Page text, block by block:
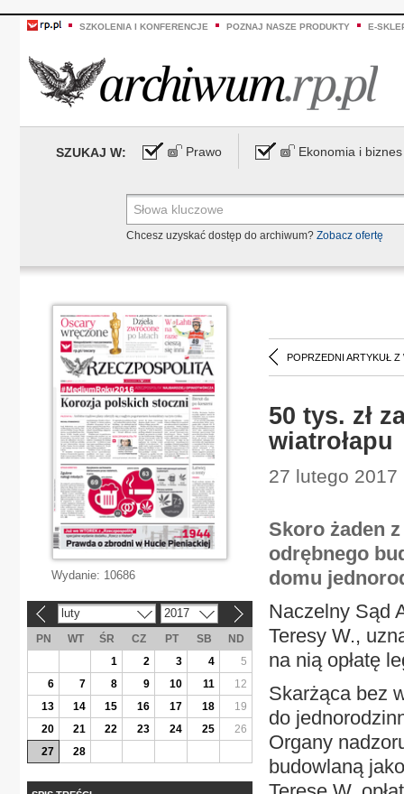
SZKOLENIA I KONFERENCJE POZNAJ NASZE PRODUKTY E-
SZUKAJ W: Prawo Ekonomia i biznes
Chcesz uzyskać dostęp do archiwum? Zobacz ofertę
POPRZEDNI ARTYKUŁ Z
50 tys. zł
wiatrołapu
27 lutego 2017
Skoro żaden
odrębnego
domu
Naczelny Sąd
Teresy W.,
na nią opłatę
Skarżąca bez
do
Organy
budowlaną
Wydanie: 10686
luty 2017
PN WT ŚR CZ PT SB
ND
1
2 3 4
5
6
7 8 9 10 11
12
13
14 15 16 17 18
19
20
21 22 23 24 25
26
27
28